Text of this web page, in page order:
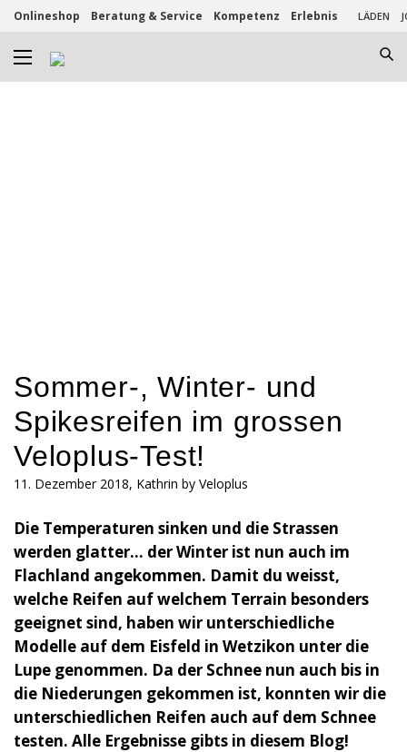
Onlineshop Beratung & Service Kompetenz Erlebnis LÄDEN
Sommer-, Winter- und
Spikesreifen im grossen
Veloplus-Test!
11. Dezember 2018, Kathrin by Veloplus
Die Temperaturen sinken und die Strassen
werden glatter… der Winter ist nun auch im
Flachland angekommen. Damit du weisst,
welche Reifen auf welchem Terrain besonders
geeignet sind, haben wir unterschiedliche
Modelle auf dem Eisfeld in Wetzikon unter die
Lupe genommen. Da der Schnee nun auch bis in
die Niederungen gekommen ist, konnten wir die
unterschiedlichen Reifen auch auf dem Schnee
testen. Alle Ergebnisse gibts in diesem Blog!